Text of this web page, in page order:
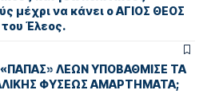
μέχρι να κάνει ο ΑΓΙΟΣ ΘΕΟΣ
του Έλεος.
«ΠΑΠΑΣ» ΛΕΩΝ ΥΠΟΒΑΘΜΙΣΕ ΤΑ
ΦΥΣΕΩΣ ΑΜΑΡΤΗΜΑΤΑ;